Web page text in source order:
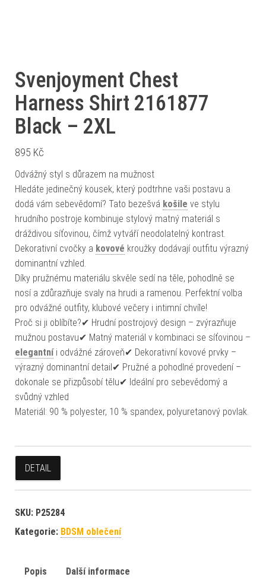
Svenjoyment Chest
Harness Shirt 2161877
Black – 2XL
895 Kč
Odvážný styl s důrazem na mužnost
Hledáte jedinečný kousek, který podtrhne vaši postavu a
dodá vám sebevědomí? Tato bezešvá košile ve stylu
hrudního postroje kombinuje stylový matný materiál s
dráždivou síťovinou, čímž vytváří neodolatelný kontrast.
Dekorativní cvočky a kovové kroužky dodávají outfitu výrazný
dominantní vzhled.
Díky pružnému materiálu skvěle sedí na těle, pohodlně se
nosí a zdůrazňuje svaly na hrudi a ramenou. Perfektní volba
pro odvážné outfity, klubové večery i intimní chvíle!
Proč si ji oblíbíte?✔ Hrudní postrojový design – zvýrazňuje
mužnou postavu✔ Matný materiál v kombinaci se síťovinou –
elegantníi odvážné zároveň✔ Dekorativní kovové prvky –
výrazný dominantní detail✔ Pružné a pohodlné provedení –
dokonale se přizpůsobí tělu✔ Ideální pro sebevědomý a
svůdný vzhled
Materiál: 90 % polyester, 10 % spandex, polyuretanový povlak.
DETAIL
SKU: P25284
Kategorie: BDSM oblečení
Popis Další informace